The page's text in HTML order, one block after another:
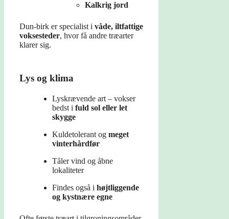
Kalkrig jord
Dun-birk er specialist i våde, iltfattige
voksesteder, hvor få andre træarter
klarer sig.
Lys og klima
Lyskrævende art – vokser
bedst i fuld sol eller let
skygge
Kuldetolerant og meget
vinterhårdfør
Tåler vind og åbne
lokaliteter
Findes også i højtliggende
og kystnære egne